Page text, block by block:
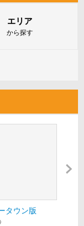
エリア
から探す
タウン版
版